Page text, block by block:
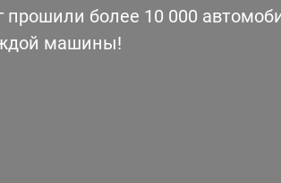
более 10 000
машины!